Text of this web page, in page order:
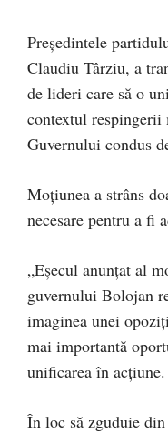
Președintele
Claudiu Târziu, a
de lideri care să o
contextul
Guvernului condus
Moțiunea a strâns
necesare pentru a fi
„Eșecul anunțat al
guvernului Bolojan
imaginea unei
mai importantă
unificarea în acțiune.
În loc să zguduie